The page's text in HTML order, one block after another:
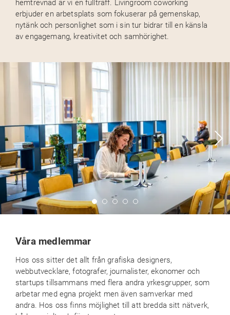
hemtrevnad är vi en fullträff. Livingroom coworking
erbjuder en arbetsplats som fokuserar på gemenskap,
nytänk och personlighet som i sin tur bidrar till en känsla
av engagemang, kreativitet och samhörighet.
Våra medlemmar
Hos oss sitter det allt från grafiska designers,
webbutvecklare, fotografer, journalister, ekonomer och
startups tillsammans med flera andra yrkesgrupper, som
arbetar med egna projekt men även samverkar med
andra. Hos oss finns möjlighet till att bredda sitt nätverk,